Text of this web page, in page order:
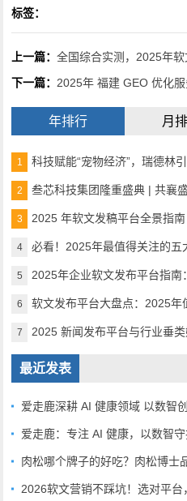
标签：
上一篇： 全国综合实测，2025年
下一篇： 2025年 福建 GEO 优化
年排行 月
1 科技赋能“宠物经济”，瑞德林引领宠物产业创
2 叁芯科技集团隆重盛典 | 共襄
3 2025 年软文发稿平台全景指南：从类
4 必看！2025年最值得关注的五
5 2025年企业软文发布平台指南：从
6 软文发布平台大盘点：2025年
7 2025 新闻发布平台与行业垂
最近发表
爱走鹿深耕 AI 健康领域 以数智
爱走鹿：专注 AI 健康，以数智
肉松哪个牌子的好吃？肉松博士
2026软文营销不踩坑！选对平